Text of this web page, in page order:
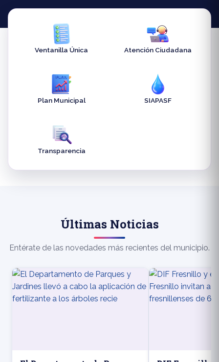
Ventanilla Única Atención Ciudadana
Plan Municipal SIAPASF
Transparencia
Últimas Noticias
Entérate de las novedades más recientes del municipio.